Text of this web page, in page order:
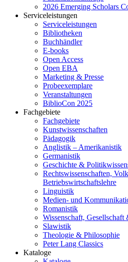
2026 Emerging Scholars
Serviceleistungen
Serviceleistungen
Bibliotheken
Buchhändler
E-books
Open Access
Open EBA
Marketing & Presse
Probeexemplare
Veranstaltungen
BiblioCon 2025
Fachgebiete
Fachgebiete
Kunstwissenschaften
Pädagogik
Anglistik – Amerikanistik
Germanistik
Geschichte &
Rechtswissenschaften,
Betriebswirtschaftslehre
Linguistik
Medien- und
Romanistik
Wissenschaft,
Slawistik
Theologie & Philosophie
Peter Lang Classics
Kataloge